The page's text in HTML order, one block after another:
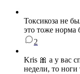
Токсикоза не
это тоже норма
2
Kris 🎀 а у вас
недели, то ноги